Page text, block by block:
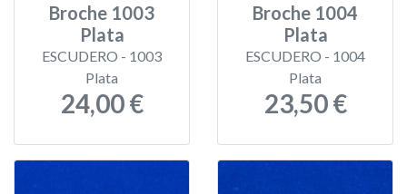
Broche 1003
Plata
ESCUDERO - 1003
Plata
24,00 €
Broche 1004
Plata
ESCUDERO - 1004
Plata
23,50 €